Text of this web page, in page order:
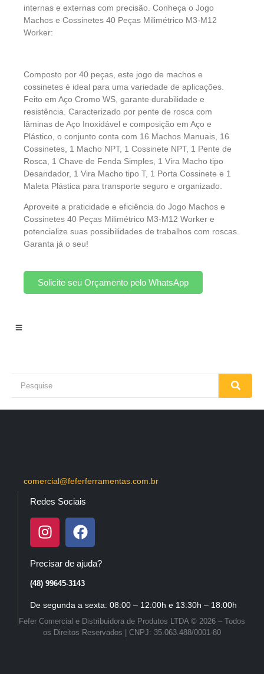
internas e externas com precisão. Conheça o Jogo
Machos e Cossinetes 40 Peças Milimétrico M3-M12
Worker:
Composto por 40 peças, este jogo de machos e
cossinetes é ideal para uma variedade de aplicações.
Feito em Aço Cromo WS, garante durabilidade e
resistência. Caracterizado por pente de rosca com
lâminas de Aço Inoxidável e composição em Aço e
Plástico, o conjunto conta com 16 Machos Manuais, 16
Cossinetes, 1 Macho NPT, 1 Cossinete NPT, 1 Pente de
Rosca, 1 Chave de Fenda Simples, 1 Vira Macho tipo
Desandador, 1 Vira Macho tipo T, 1 Porta Cossinete e 1
Maleta Plástica para transporte seguro e organizado.
Aproveite a praticidade e eficiência do Jogo Machos e
Cossinetes 40 Peças Milimétrico M3-M12 Worker e
potencialize suas possibilidades de trabalhos com roscas.
Garanta já o seu!
Solicite seu Orçamento pelo WhatsApp
comercial@feferferramentas.com.br
Redes Sociais
Precisar de ajuda?
(48) 99645-3143
De segunda a sexta: 08:00 – 12:00h e 13:30h – 18:00h
Fefer Comercial e Distribuidora de Produtos LTDA © 2026 – Todos
os Direitos Reservados | CNPJ: 35.063.488/0001-80